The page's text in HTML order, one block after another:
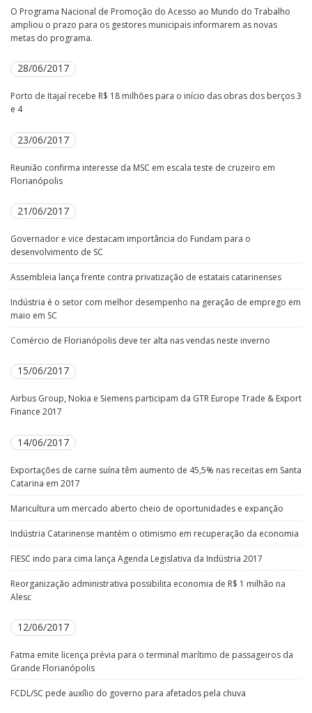
O Programa Nacional de Promoção do Acesso ao Mundo do Trabalho
ampliou o prazo para os gestores municipais informarem as novas
metas do programa.
28/06/2017
Porto de Itajaí recebe R$ 18 milhões para o início das obras dos berços 3
e 4
23/06/2017
Reunião confirma interesse da MSC em escala teste de cruzeiro em
Florianópolis
21/06/2017
Governador e vice destacam importância do Fundam para o
desenvolvimento de SC
Assembleia lança frente contra privatização de estatais catarinenses
Indústria é o setor com melhor desempenho na geração de emprego em
maio em SC
Comércio de Florianópolis deve ter alta nas vendas neste inverno
15/06/2017
Airbus Group, Nokia e Siemens participam da GTR Europe Trade & Export
Finance 2017
14/06/2017
Exportações de carne suína têm aumento de 45,5% nas receitas em Santa
Catarina em 2017
Maricultura um mercado aberto cheio de oportunidades e expanção
Indústria Catarinense mantém o otimismo em recuperação da economia
FIESC indo para cima lança Agenda Legislativa da Indústria 2017
Reorganização administrativa possibilita economia de R$ 1 milhão na
Alesc
12/06/2017
Fatma emite licença prévia para o terminal marítimo de passageiros da
Grande Florianópolis
FCDL/SC pede auxílio do governo para afetados pela chuva